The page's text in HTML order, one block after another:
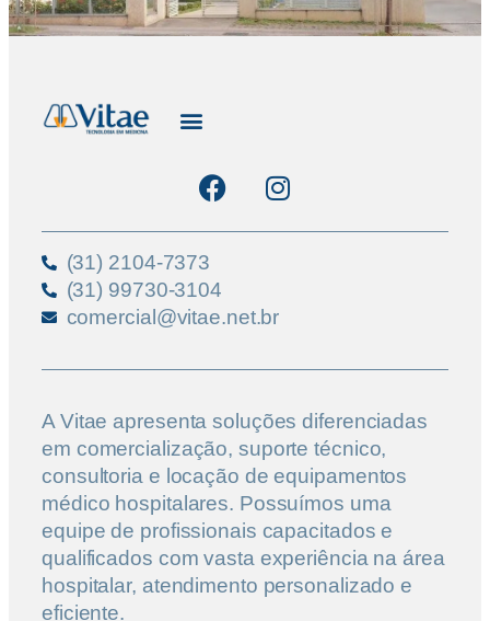
(31) 2104-7373
(31) 99730-3104
comercial@vitae.net.br
A Vitae apresenta soluções diferenciadas
em comercialização, suporte técnico,
consultoria e locação de equipamentos
médico hospitalares. Possuímos uma
equipe de profissionais capacitados e
qualificados com vasta experiência na área
hospitalar, atendimento personalizado e
eficiente.